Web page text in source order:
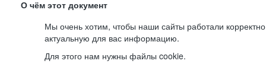
О чём этот документ
Мы очень хотим, чтобы наши сайты работали
актуальную для вас информацию.
Для этого нам нужны файлы cookie.